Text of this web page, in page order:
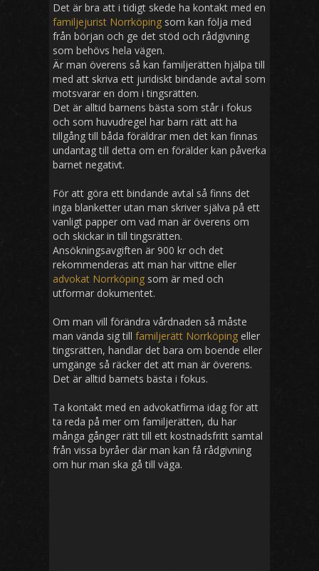
Det är bra att i tidigt skede ha kontakt med en
familjejurist Norrköping som kan följa med
från början och ge det stöd och rådgivning
som behövs hela vägen.
Är man överens så kan familjerätten hjälpa till
med att skriva ett juridiskt bindande avtal som
motsvarar en dom i tingsrätten.
Det är alltid barnens bästa som står i fokus
och som huvudregel har barn rätt att ha
tillgång till båda föräldrar men det kan finnas
undantag till detta om en förälder kan påverka
barnet negativt.
För att göra ett bindande avtal så finns det
inga blanketter utan man skriver själva på ett
vanligt papper om vad man är överens om
och skickar in till tingsrätten.
Ansökningsavgiften är 900 kr och det
rekommenderas att man har vittne eller
advokat Norrköping som är med och
utformar dokumentet.
Om man vill förändra vårdnaden så måste
man vända sig till familjerätt Norrköping eller
tingsrätten, handlar det bara om boende eller
umgänge så räcker det att man är överens.
Det är alltid barnets bästa i fokus.
Ta kontakt med en advokatfirma idag för att
ta reda på mer om familjerätten, du har
många gånger rätt till ett kostnadsfritt samtal
från vissa byråer där man kan få rådgivning
om hur man ska gå till väga.